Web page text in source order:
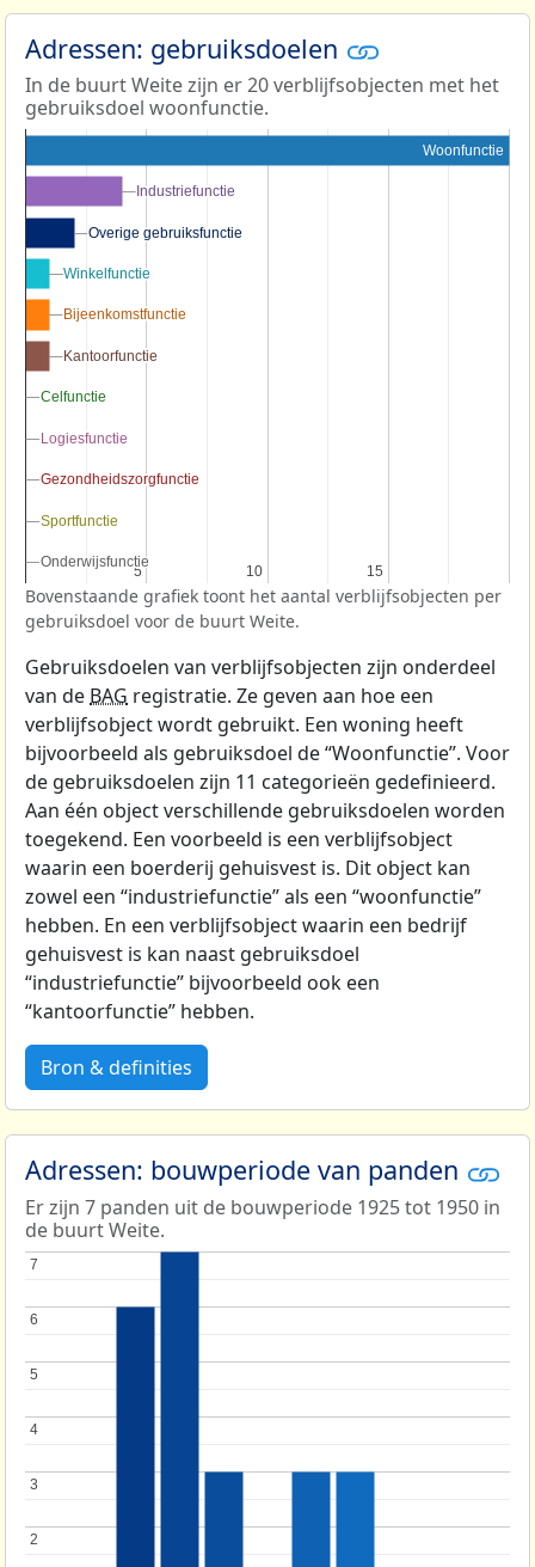
Adressen: gebruiksdoelen
In de buurt Weite zijn er 20 verblijfsobjecten met het
gebruiksdoel woonfunctie.
5
5 10
10 15
15
Woonfunctie
Industriefunctie
Industriefunctie
Overige gebruiksfunctie
Overige gebruiksfunctie
Winkelfunctie
Winkelfunctie
Bijeenkomstfunctie
Bijeenkomstfunctie
Kantoorfunctie
Kantoorfunctie
Celfunctie
Celfunctie
Logiesfunctie
Logiesfunctie
Gezondheidszorgfunctie
Gezondheidszorgfunctie
Sportfunctie
Sportfunctie
Onderwijsfunctie
Onderwijsfunctie
Bovenstaande grafiek toont het aantal verblijfsobjecten per
gebruiksdoel voor de buurt Weite.
Gebruiksdoelen van verblijfsobjecten zijn onderdeel
van deBAG registratie. Ze geven aan hoe een
verblijfsobject wordt gebruikt. Een woning heeft
bijvoorbeeld als gebruiksdoel de “Woonfunctie”. Voor
de gebruiksdoelen zijn 11 categorieën gedefinieerd.
Aan één object verschillende gebruiksdoelen worden
toegekend. Een voorbeeld is een verblijfsobject
waarin een boerderij gehuisvest is. Dit object kan
zowel een “industriefunctie” als een “woonfunctie”
hebben. En een verblijfsobject waarin een bedrijf
gehuisvest is kan naast gebruiksdoel
“industriefunctie” bijvoorbeeld ook een
“kantoorfunctie” hebben.
Bron & definities
Adressen: bouwperiode van panden
Er zijn 7 panden uit de bouwperiode 1925 tot 1950 in
de buurt Weite.
2
2
3
3
4
4
5
5
6
6
7
7